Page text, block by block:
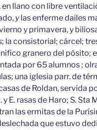
en llano con libre
ylas enferme dailes
y primavera, y
la consistorial; cárcel;
granero del pósito;
por 65 alumnos ;
una iglesia parr. de
de Roldan, servida
y E. rasas de Haro; S. Sta
las ermitas de la
que estuvo